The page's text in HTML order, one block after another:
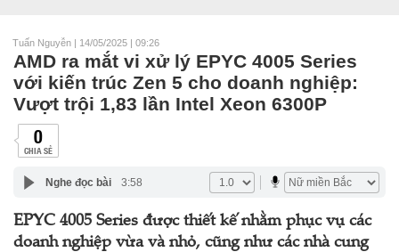
Tuấn Nguyễn | 14/05/2025 | 09:26
AMD ra mắt vi xử lý EPYC 4005 Series
với kiến trúc Zen 5 cho doanh nghiệp:
Vượt trội 1,83 lần Intel Xeon 6300P
0
CHIA SẺ
Nghe đọc bài 3:58
EPYC 4005 Series được thiết kế nhằm phục vụ các
doanh nghiệp vừa và nhỏ, cũng như các nhà cung